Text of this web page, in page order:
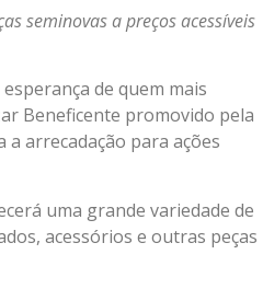
seminovas a preços acessíveis
de quem mais
Beneficente promovido pela
arrecadação para ações
uma grande variedade de
acessórios e outras peças